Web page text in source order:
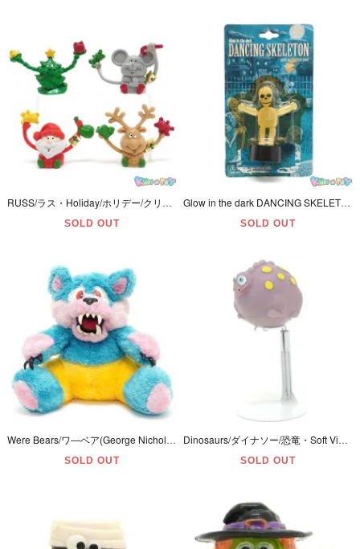
RUSS/ラス・Holiday/ホリデー/クリスマス・Finger Puppet/フィンガーパペット/指人形・Figure/フィギュア「サンタクロース・トナカイ・マウス・クリスマスツリー・4体セット」
SOLD OUT
Glow in the dark DANCING SKELETON with pushbutton base/グロウインザダーク・ダンシングスケルトン・ウィズプッシュボタンベース・パペット・ダメージ有
SOLD OUT
Were Bears/ワ―ベア(George Nicholas/ジョージニコラス)・Hornby/ホーンビー・Plush/ぬいぐるみ「Howler/ハウラー」1983年・23cm・目の割れ等ダメージ有
SOLD OUT
Dinosaurs/ダイナソー/恐竜・Soft Vinily Figure/ソフビフィギュア・ミニボール型水鉄砲/Mini Water Gun/ミニウォーターガン
SOLD OUT